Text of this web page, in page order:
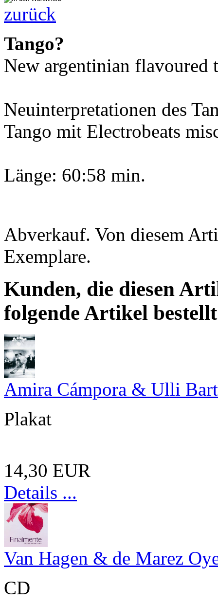
zurück
Tango?
New argentinian flavoured
Neuinterpretationen des
Tango mit Electrobeats
Länge: 60:58 min.
Abverkauf. Von diesem
Exemplare.
Kunden, die diesen
folgende Artikel
Amira Cámpora & Ulli
Plakat
14,30 EUR
Details ...
Van Hagen & de Marez
CD